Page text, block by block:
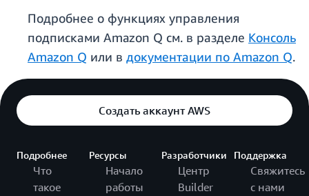
Подробнее о функциях управления
подписками Amazon Q см. в разделе Консоль
Amazon Q или в документации по Amazon Q.
Создать аккаунт AWS
Подробнее
Что
такое
Ресурсы
Начало
работы
Разработчики
Центр
Builder
Поддержка
Свяжитесь
с нами